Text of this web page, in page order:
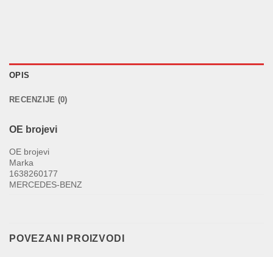
OPIS
RECENZIJE (0)
OE brojevi
OE brojevi
Marka
1638260177
MERCEDES-BENZ
POVEZANI PROIZVODI